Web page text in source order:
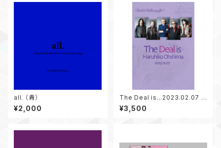
all. （青）
¥2,000
The Deal is...2023.02.07 Li
ve (DVD)
¥3,500